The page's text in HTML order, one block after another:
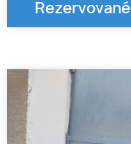
Rezervované